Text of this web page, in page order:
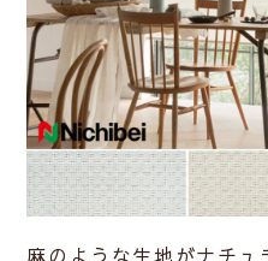
麻のような生地がナチュ